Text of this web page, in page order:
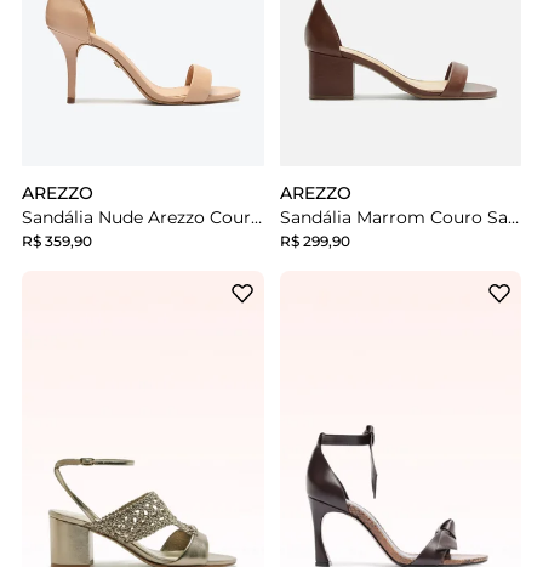
AREZZO
Sandália Nude Arezzo Couro Salto Médio Fino Isabelli
R$ 359,90
AREZZO
Sandália Marrom Couro Salto Médio Bloco Isabelli
R$ 299,90